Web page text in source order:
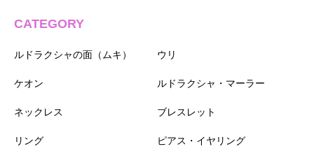
CATEGORY
ルドラクシャの面（ムキ） ウリ
ケオン ルドラクシャ・マーラー
ネックレス ブレスレット
リング ピアス・イヤリング